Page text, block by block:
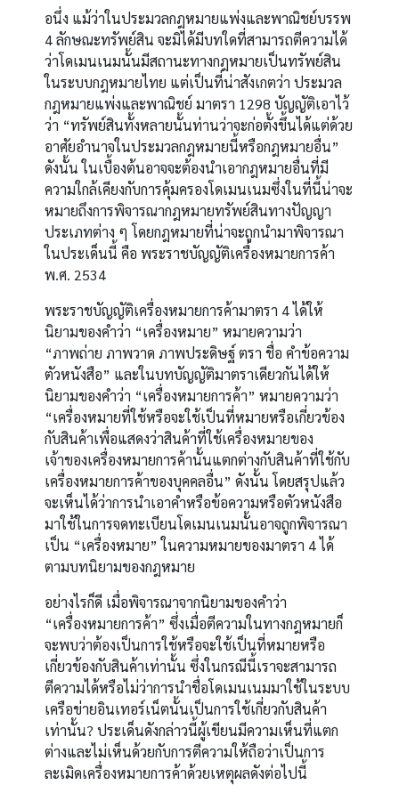
อนึ่ง แม้ว่าในประมวลกฎหมายแพ่งและพาณิชย์บรรพ
4 ลักษณะทรัพย์สิน จะมิได้มีบทใดที่สามารถตีความได้
ว่าโดเมนเนมนั้นมีสถานะทางกฎหมายเป็นทรัพย์สิน
ในระบบกฎหมายไทย แต่เป็นที่น่าสังเกตว่า ประมวล
กฎหมายแพ่งและพาณิชย์ มาตรา 1298 บัญญัติเอาไว้
ว่า “ทรัพย์สินทั้งหลายนั้นท่านว่าจะก่อตั้งขึ้นได้แต่ด้วย
อาศัยอำนาจในประมวลกฎหมายนี้หรือกฎหมายอื่น”
ดังนั้น ในเบื้องต้นอาจจะต้องนำเอากฎหมายอื่นที่มี
ความใกล้เคียงกับการคุ้มครองโดเมนเนมซึ่งในที่นี้น่าจะ
หมายถึงการพิจารณากฎหมายทรัพย์สินทางปัญญา
ประเภทต่าง ๆ โดยกฎหมายที่น่าจะถูกนำมาพิจารณา
ในประเด็นนี้ คือ พระราชบัญญัติเครื่องหมายการค้า
พ.ศ. 2534
พระราชบัญญัติเครื่องหมายการค้ามาตรา 4 ได้ให้
นิยามของคำว่า “เครื่องหมาย” หมายความว่า
“ภาพถ่าย ภาพวาด ภาพประดิษฐ์ ตรา ชื่อ คำข้อความ
ตัวหนังสือ” และในบทบัญญัติมาตราเดียวกันได้ให้
นิยามของคำว่า “เครื่องหมายการค้า” หมายความว่า
“เครื่องหมายที่ใช้หรือจะใช้เป็นที่หมายหรือเกี่ยวข้อง
กับสินค้าเพื่อแสดงว่าสินค้าที่ใช้เครื่องหมายของ
เจ้าของเครื่องหมายการค้านั้นแตกต่างกับสินค้าที่ใช้กับ
เครื่องหมายการค้าของบุคคลอื่น” ดังนั้น โดยสรุปแล้ว
จะเห็นได้ว่าการนำเอาคำหรือข้อความหรือตัวหนังสือ
มาใช้ในการจดทะเบียนโดเมนเนมนั้นอาจถูกพิจารณา
เป็น “เครื่องหมาย” ในความหมายของมาตรา 4 ได้
ตามบทนิยามของกฎหมาย
อย่างไรก็ดี เมื่อพิจารณาจากนิยามของคำว่า
“เครื่องหมายการค้า” ซึ่งเมื่อตีความในทางกฎหมายก็
จะพบว่าต้องเป็นการใช้หรือจะใช้เป็นที่หมายหรือ
เกี่ยวข้องกับสินค้าเท่านั้น ซึ่งในกรณีนี้เราจะสามารถ
ตีความได้หรือไม่ว่าการนำชื่อโดเมนเนมมาใช้ในระบบ
เครือข่ายอินเทอร์เน็ตนั้นเป็นการใช้เกี่ยวกับสินค้า
เท่านั้น? ประเด็นดังกล่าวนี้ผู้เขียนมีความเห็นที่แตก
ต่างและไม่เห็นด้วยกับการตีความให้ถือว่าเป็นการ
ละเมิดเครื่องหมายการค้าด้วยเหตุผลดังต่อไปนี้